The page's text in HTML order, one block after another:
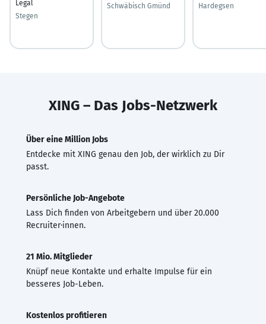
Legal
Stegen
Schwäbisch Gmünd
Hardegsen
XING – Das Jobs-Netzwerk
Über eine Million Jobs
Entdecke mit XING genau den Job, der wirklich zu Dir
passt.
Persönliche Job-Angebote
Lass Dich finden von Arbeitgebern und über 20.000
Recruiter·innen.
21 Mio. Mitglieder
Knüpf neue Kontakte und erhalte Impulse für ein
besseres Job-Leben.
Kostenlos profitieren